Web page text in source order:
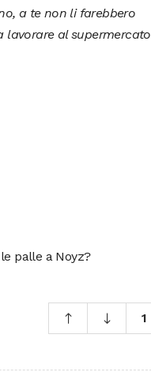
a te non li farebbero
lavorare al supermercato
palle a Noyz?
1